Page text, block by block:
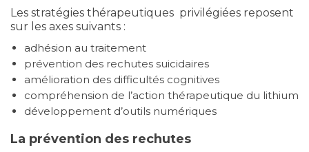
Les stratégies thérapeutiques privilégiées reposent
sur les axes suivants :
adhésion au traitement
prévention des rechutes suicidaires
amélioration des difficultés cognitives
compréhension de l’action thérapeutique du lithium
développement d’outils numériques
La prévention des rechutes